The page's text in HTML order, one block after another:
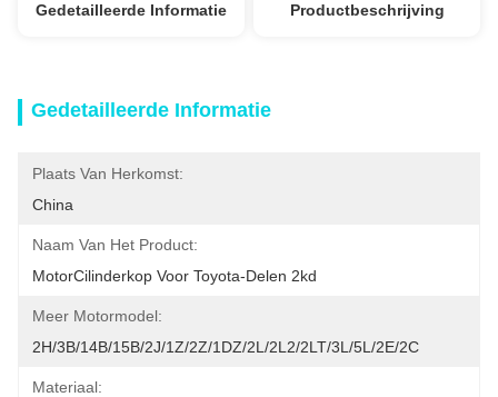
Gedetailleerde Informatie Productbeschrijving
Gedetailleerde Informatie
Plaats Van Herkomst:
China
Naam Van Het Product:
MotorCilinderkop Voor Toyota-Delen 2kd
Meer Motormodel:
2H/3B/14B/15B/2J/1Z/2Z/1DZ/2L/2L2/2LT/3L/5L/2E/2C
Materiaal: